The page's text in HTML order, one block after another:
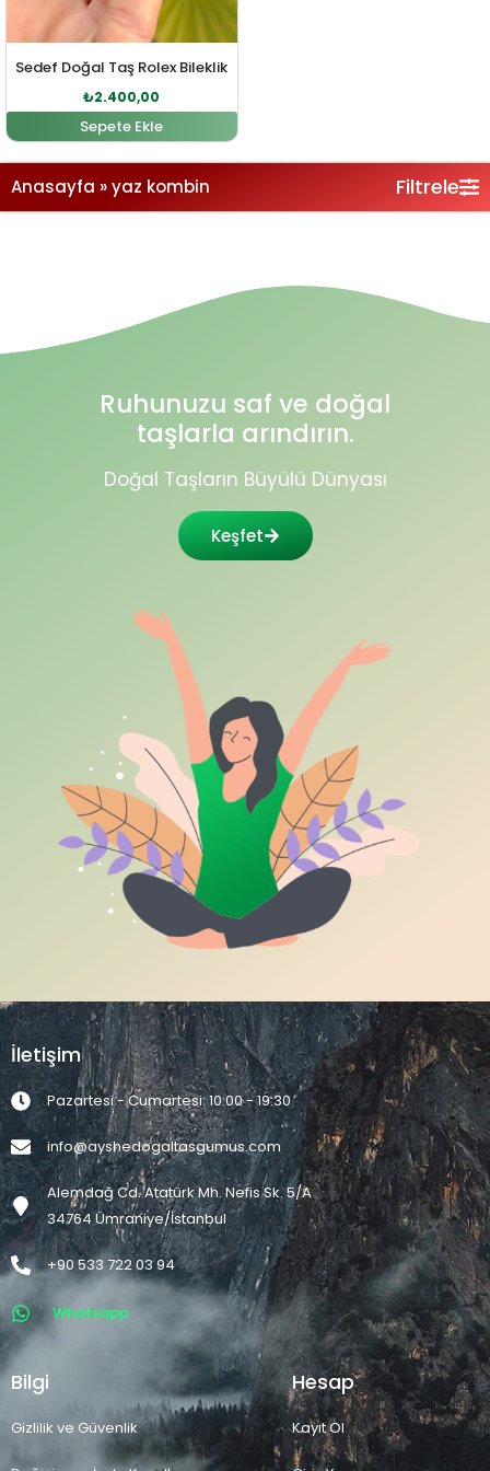
Sedef Doğal Taş Rolex Bileklik
₺2.400,00
Sepete Ekle
Anasayfa »yaz kombin Filtrele
Ruhunuzu saf ve doğal
taşlarla arındırın.
Doğal Taşların Büyülü Dünyası
Keşfet
İletişim
Pazartesi - Cumartesi: 10:00 - 19:30
info@ayshedogaltasgumus.com
Alemdağ Cd. Atatürk Mh. Nefis Sk. 5/A
34764 Ümraniye/İstanbul
+90 533 722 03 94
Whatsapp
Bilgi
Gizlilik ve Güvenlik
Hesap
Kayıt Ol